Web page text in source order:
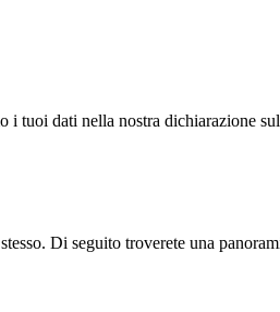
i tuoi dati nella nostra dichiarazione
Di seguito troverete una